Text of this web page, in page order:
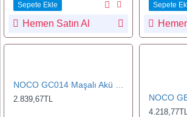
Sepete Ekle
Hemen Satın Al
Sepete
2.839,67TL
4.218,77TL